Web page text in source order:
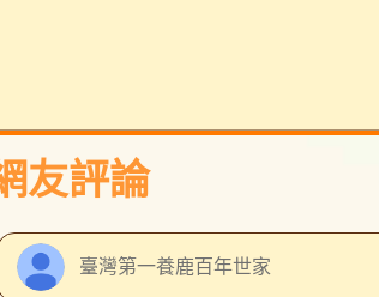
友評論
臺灣第一養鹿百年世家